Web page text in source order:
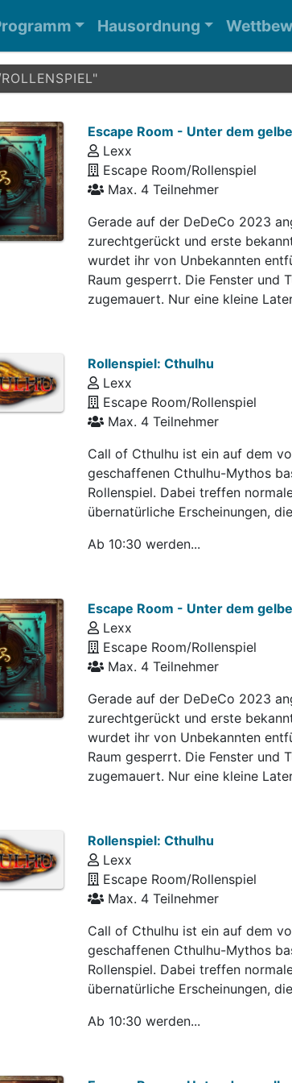
Hausordnung
Escape Room - Unter dem
Lexx
Escape Room/Rollenspiel
Max. 4 Teilnehmer
Gerade auf der DeDeCo 2023
zurechtgerückt und erste
wurdet ihr von Unbekannten
Raum gesperrt. Die Fenster und
zugemauert. Nur eine kleine
Rollenspiel: Cthulhu
Lexx
Escape Room/Rollenspiel
Max. 4 Teilnehmer
Call of Cthulhu ist ein auf dem
geschaffenen Cthulhu-Mythos
Rollenspiel. Dabei treffen
übernatürliche Erscheinungen,
Ab 10:30 werden...
Escape Room - Unter dem
Lexx
Escape Room/Rollenspiel
Max. 4 Teilnehmer
Gerade auf der DeDeCo 2023
zurechtgerückt und erste
wurdet ihr von Unbekannten
Raum gesperrt. Die Fenster und
zugemauert. Nur eine kleine
Rollenspiel: Cthulhu
Lexx
Escape Room/Rollenspiel
Max. 4 Teilnehmer
Call of Cthulhu ist ein auf dem
geschaffenen Cthulhu-Mythos
Rollenspiel. Dabei treffen
übernatürliche Erscheinungen,
Ab 10:30 werden...